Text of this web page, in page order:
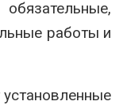
работы и